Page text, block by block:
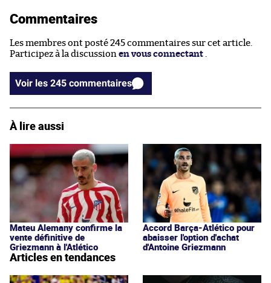
Commentaires
Les membres ont posté 245 commentaires sur cet article.
Participez à la discussion en vous connectant
Voir les 245 commentaires
À lire aussi
Mateu Alemany confirme la
vente définitive de
Griezmann à l'Atlético
Accord Barça-Atlético pour
abaisser l'option d'achat
d'Antoine Griezmann
Articles en tendances